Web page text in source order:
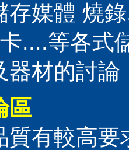
存媒體 燒
....等各式
器材的討論
區
質有較高要